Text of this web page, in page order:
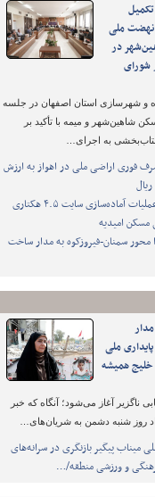
نهضت ملی
در
شورای
و شهرسازی استان اصفهان در جلسه
شاهین‌شهر و میمه با تأکید بر
به اجرای…
فوری اراضی ملی در اهواز به ارزش
اتمام عملیات آماده‌سازی سایت ۴.۵ هکتاری
امیدیه
محور سمنان-فیروزکوه به مدار ساخت
ملی
خلیج همیشه
ناگزیر آغاز می‌شود؛ آنگاه که خبر
روز شنبه دشمن به شریان‌های…
میناب پیگیر بازنگری در سرانه‌های
و ورزشی منطقه/…